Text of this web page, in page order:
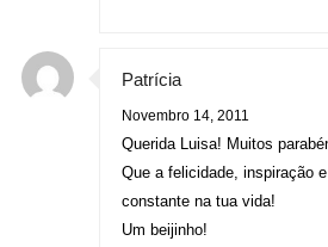
Patrícia
Novembro 14, 2011
Querida Luisa! Muitos
Que a felicidade, inspiração
constante na tua vida!
Um beijinho!